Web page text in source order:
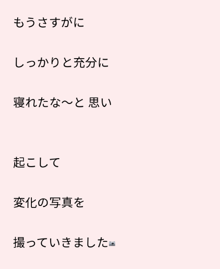
もうさすがに
しっかりと充分に
寝れたな〜と 思い
起こして
変化の写真を
撮っていきました